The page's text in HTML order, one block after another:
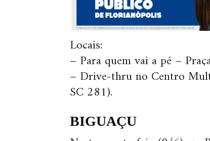
Locais:
– Para quem vai a pé –
– Drive-thru no Centro
SC 281).
BIGUAÇU